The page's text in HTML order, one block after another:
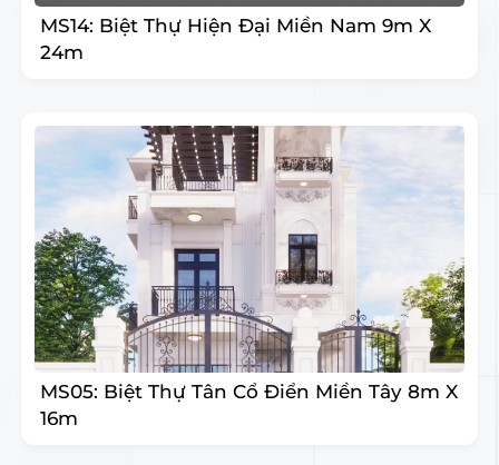
MS14: Biệt Thự Hiện Đại Miền Nam 9m X
24m
MS05: Biệt Thự Tân Cổ Điển Miền Tây 8m X
16m